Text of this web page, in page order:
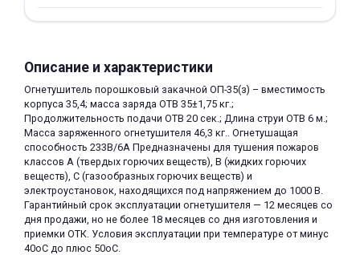
Описание и характеристики
Огнетушитель порошковый закачной ОП-35(з) – вместимость
корпуса 35,4; масса заряда ОТВ 35±1,75 кг.;
Продолжительность подачи ОТВ 20 сек.; Длина струи ОТВ 6 м.;
Масса заряженного огнетушителя 46,3 кг.. Огнетушащая
способность 233В/6А Предназначены для тушения пожаров
классов А (твердых горючих веществ), В (жидких горючих
веществ), С (газообразных горючих веществ) и
электроустановок, находящихся под напряжением до 1000 В.
Гарантийный срок эксплуатации огнетушителя — 12 месяцев со
дня продажи, но не более 18 месяцев со дня изготовления и
приемки ОТК. Условия эксплуатации при температуре от минус
40оС до плюс 50оС.
Получайте товар
Оставшиеся
% будут
списыватьсяс вашей карты
по25%каждые 2 недели
Подробнее
об оплате Плайтом